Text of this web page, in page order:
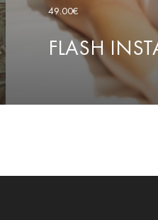
49.00€
FLASH